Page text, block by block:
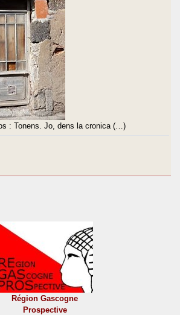
: Tonens. Jo, dens la cronica (…)
Région Gascogne
Prospective